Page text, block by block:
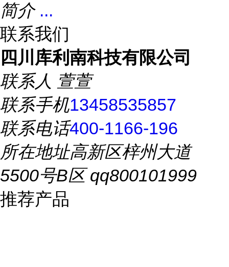
简介 ...
联系我们
四川库利南科技有限公司
联系人 萱萱
联系手机13458535857
联系电话400-1166-196
所在地址高新区梓州大道
5500号B区 qq800101999
推荐产品